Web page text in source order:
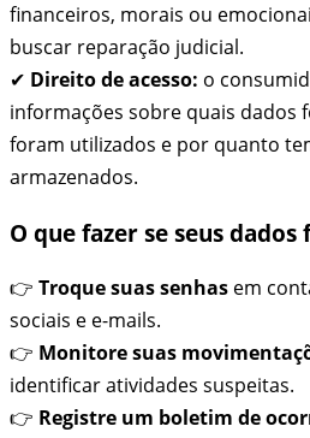
financeiros, morais ou
buscar reparação judicial.
✔ Direito de acesso: o
informações sobre quais dados
foram utilizados e por quanto
armazenados.
O que fazer se seus dados
👉 Troque suas senhas em
sociais e e-mails.
👉 Monitore suas
identificar atividades suspeitas.
👉 Registre um boletim de